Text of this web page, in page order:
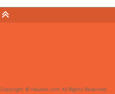
Copyright © nikukan.com All Rights Reserved.